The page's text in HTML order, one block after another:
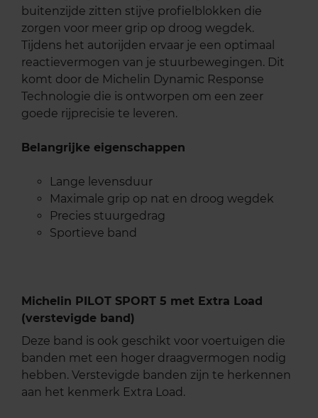
buitenzijde zitten stijve profielblokken die
zorgen voor meer grip op droog wegdek.
Tijdens het autorijden ervaar je een optimaal
reactievermogen van je stuurbewegingen. Dit
komt door de Michelin Dynamic Response
Technologie die is ontworpen om een zeer
goede rijprecisie te leveren.
Belangrijke eigenschappen
Lange levensduur
Maximale grip op nat en droog wegdek
Precies stuurgedrag
Sportieve band
Michelin PILOT SPORT 5 met Extra Load
(verstevigde band)
Deze band is ook geschikt voor voertuigen die
banden met een hoger draagvermogen nodig
hebben. Verstevigde banden zijn te herkennen
aan het kenmerk Extra Load.